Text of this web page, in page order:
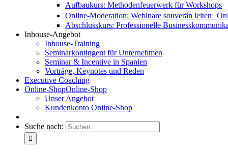
Aufbaukurs: Methodenfeuerwerk für Workshops
Online-Moderation: Webinare souverän leiten
Abschlusskurs: Professionelle
Inhouse-Angebot
Inhouse-Training
Seminarkontingent für Unternehmen
Seminar & Incentive in Spanien
Vorträge, Keynotes und Reden
Executive Coaching
Online-ShopOnline-Shop
Unser Angebot
Kundenkonto Online-Shop
Suche nach: